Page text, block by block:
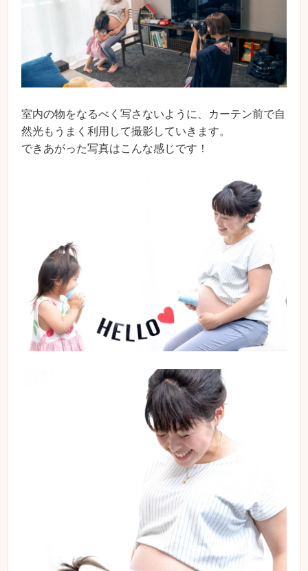
室内の物をなるべく写さないように、カーテン前で自
然光もうまく利用して撮影していきます。
できあがった写真はこんな感じです！